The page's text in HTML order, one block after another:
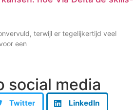
terwijl er tegelijkertijd veel
een
social media
Twitter LinkedIn